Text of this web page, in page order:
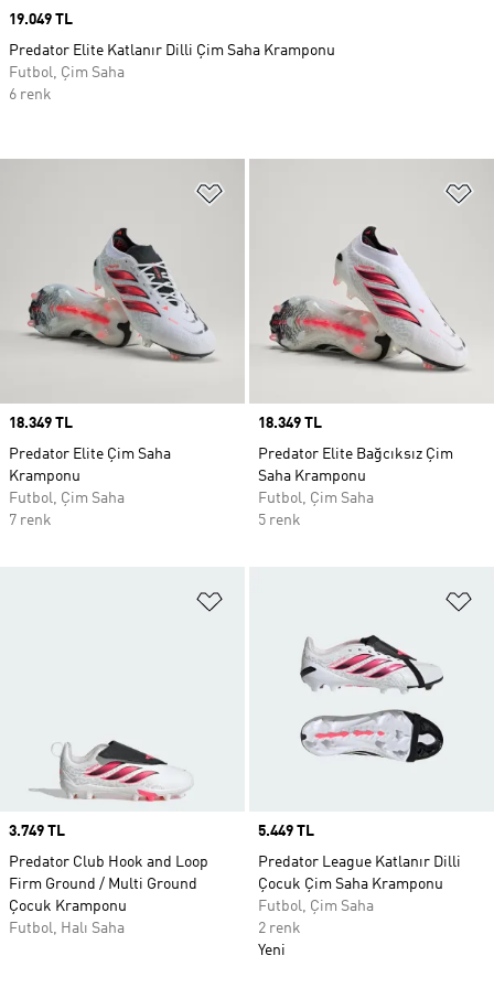
Price
18.349 TL
Predator Elite Çim Saha
Kramponu
Futbol, Çim Saha
7 renk
Price
18.349 TL
Predator Elite Bağcıksız Çim
Saha Kramponu
Futbol, Çim Saha
5 renk
Price
3.749 TL
Predator Club Hook and Loop
Firm Ground / Multi Ground
Çocuk Kramponu
Futbol, Halı Saha
Price
5.449 TL
Predator League Katlanır Dilli
Çocuk Çim Saha Kramponu
Futbol, Çim Saha
2 renk
Yeni
Price
19.049 TL
Predator Elite Katlanır Dilli Çim Saha Kramponu
Futbol, Çim Saha
6 renk